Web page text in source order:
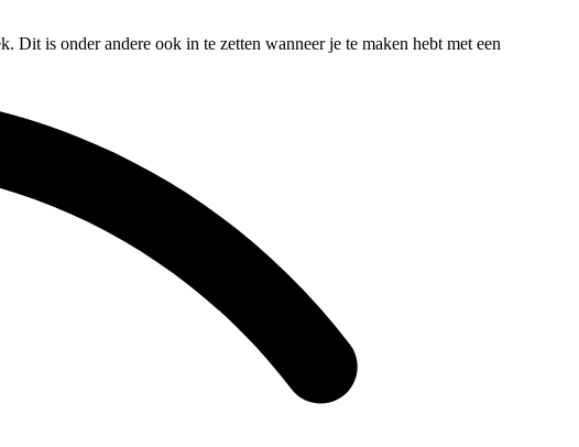
Dit is onder andere ook in te zetten wanneer je te maken hebt met een